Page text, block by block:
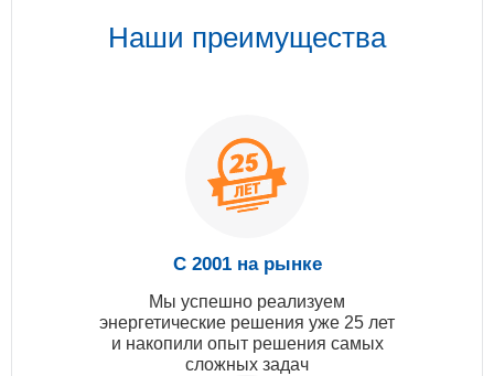
Наши преимущества
С 2001 на рынке
Мы успешно реализуем
энергетические решения уже 25 лет
и накопили опыт решения самых
сложных задач